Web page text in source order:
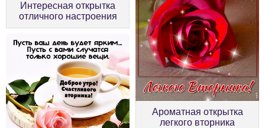
Интересная открытка
отличного настроения
Ароматная открытка
легкого вторника